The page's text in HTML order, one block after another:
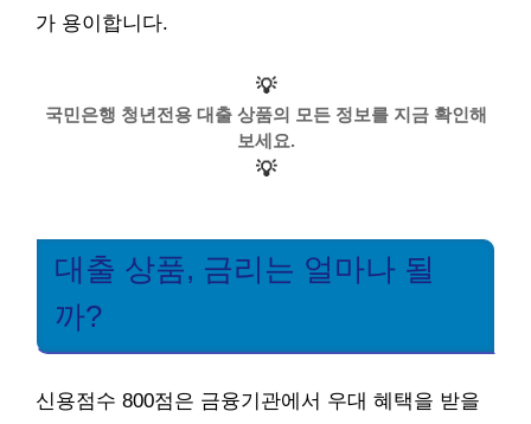
가 용이합니다.
💡
국민은행 청년전용 대출 상품의 모든 정보를 지금 확인해
보세요.
💡
대출 상품, 금리는 얼마나 될
까?
신용점수 800점은 금융기관에서 우대 혜택을 받을